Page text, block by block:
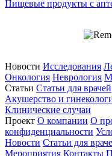
Пищевые продукты с
Новости Исследования
Онкология Неврология
Статьи Статьи для врачей
Акушерство и
Клинические случаи
Проект О компании О
конфиденциальности
Новости Статьи для
Мероприятия Контакты